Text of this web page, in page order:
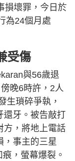
損壞罪，今日於
為24個月處
受傷
與56歲退
晚6時許，2人
生瑣碎爭執，
還牙。被告敲打
方，將地上電話
，事主的三星
，螢幕爆裂。